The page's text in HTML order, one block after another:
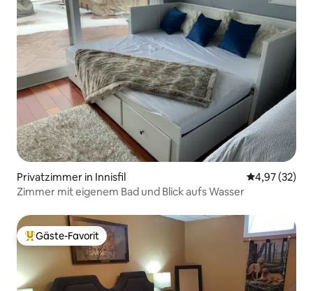
Privatzimmer in Innisfil
4,97 (32)
Zimmer mit eigenem Bad und Blick aufs Wasser
Beliebter Gäste-Favorit.
Gäste-Favorit